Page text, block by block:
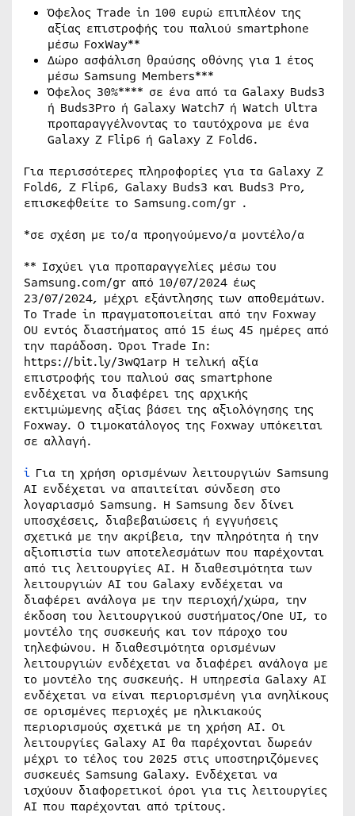
Όφελος Trade in 100 ευρώ επιπλέον της
αξίας επιστροφής του παλιού smartphone
μέσω FoxWay**
Δώρο ασφάλιση θραύσης οθόνης για 1 έτος
μέσω Samsung Members***
Όφελος 30%**** σε ένα από τα Galaxy Buds3
ή Buds3Pro ή Galaxy Watch7 ή Watch Ultra
προπαραγγέλνοντας το ταυτόχρονα με ένα
Galaxy Ζ Flip6 ή Galaxy Z Fold6.
Για περισσότερες πληροφορίες για τα Galaxy Z
Fold6, Z Flip6, Galaxy Buds3 και Buds3 Pro,
επισκεφθείτε το Samsung.com/gr .
*σε σχέση με το/α προηγούμενο/α μοντέλο/α
** Ισχύει για προπαραγγελίες μέσω του
Samsung.com/gr από 10/07/2024 έως
23/07/2024, μέχρι εξάντλησης των αποθεμάτων.
To Trade in πραγματοποιείται από την Foxway
OU εντός διαστήματος από 15 έως 45 ημέρες από
την παράδοση. Όροι Trade In:
https://bit.ly/3wQ1arp Η τελική αξία
επιστροφής του παλιού σας smartphone
ενδέχεται να διαφέρει της αρχικής
εκτιμώμενης αξίας βάσει της αξιολόγησης της
Foxway. Ο τιμοκατάλογος της Foxway υπόκειται
σε αλλαγή.
i Για τη χρήση ορισμένων λειτουργιών Samsung
AI ενδέχεται να απαιτείται σύνδεση στο
λογαριασμό Samsung. Η Samsung δεν δίνει
υποσχέσεις, διαβεβαιώσεις ή εγγυήσεις
σχετικά με την ακρίβεια, την πληρότητα ή την
αξιοπιστία των αποτελεσμάτων που παρέχονται
από τις λειτουργίες AI. Η διαθεσιμότητα των
λειτουργιών AI του Galaxy ενδέχεται να
διαφέρει ανάλογα με την περιοχή/χώρα, την
έκδοση του λειτουργικού συστήματος/One UI, το
μοντέλο της συσκευής και τον πάροχο του
τηλεφώνου. Η διαθεσιμότητα ορισμένων
λειτουργιών ενδέχεται να διαφέρει ανάλογα με
το μοντέλο της συσκευής. Η υπηρεσία Galaxy AI
ενδέχεται να είναι περιορισμένη για ανηλίκους
σε ορισμένες περιοχές με ηλικιακούς
περιορισμούς σχετικά με τη χρήση AI. Οι
λειτουργίες Galaxy AI θα παρέχονται δωρεάν
μέχρι το τέλος του 2025 στις υποστηριζόμενες
συσκευές Samsung Galaxy. Ενδέχεται να
ισχύουν διαφορετικοί όροι για τις λειτουργίες
AI που παρέχονται από τρίτους.